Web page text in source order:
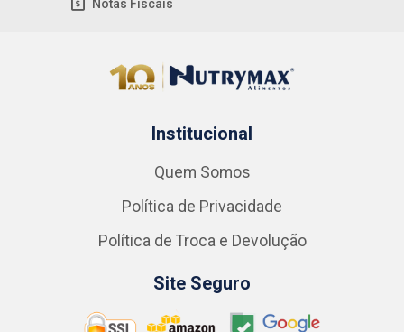
Notas Fiscais
Institucional
Quem Somos
Política de Privacidade
Política de Troca e Devolução
Site Seguro